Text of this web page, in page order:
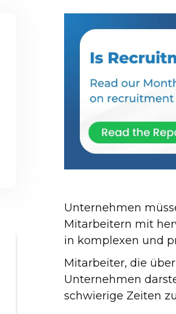
Unternehmen
Mitarbeitern mit
in komplexen und
Mitarbeiter, die
Unternehmen
schwierige Zeiten